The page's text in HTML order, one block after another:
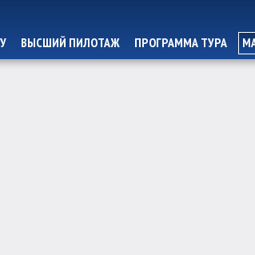
ВЫСШИЙ ПИЛОТАЖ ПРОГРАММА ТУРА